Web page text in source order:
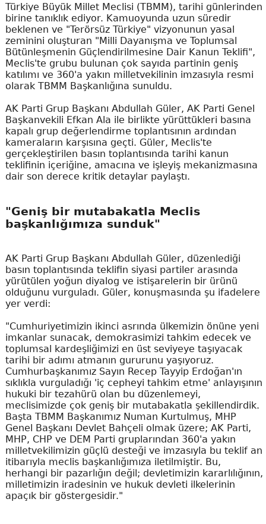
Türkiye Büyük Millet Meclisi (TBMM), tarihi günlerinden
birine tanıklık ediyor. Kamuoyunda uzun süredir
beklenen ve "Terörsüz Türkiye" vizyonunun yasal
zeminini oluşturan "Milli Dayanışma ve Toplumsal
Bütünleşmenin Güçlendirilmesine Dair Kanun Teklifi",
Meclis'te grubu bulunan çok sayıda partinin geniş
katılımı ve 360'a yakın milletvekilinin imzasıyla resmi
olarak TBMM Başkanlığına sunuldu.
AK Parti Grup Başkanı Abdullah Güler, AK Parti Genel
Başkanvekili Efkan Ala ile birlikte yürüttükleri basına
kapalı grup değerlendirme toplantısının ardından
kameraların karşısına geçti. Güler, Meclis'te
gerçekleştirilen basın toplantısında tarihi kanun
teklifinin içeriğine, amacına ve işleyiş mekanizmasına
dair son derece kritik detaylar paylaştı.
"Geniş bir mutabakatla Meclis
başkanlığımıza sunduk"
AK Parti Grup Başkanı Abdullah Güler, düzenlediği
basın toplantısında teklifin siyasi partiler arasında
yürütülen yoğun diyalog ve istişarelerin bir ürünü
olduğunu vurguladı. Güler, konuşmasında şu ifadelere
yer verdi:
"Cumhuriyetimizin ikinci asrında ülkemizin önüne yeni
imkanlar sunacak, demokrasimizi tahkim edecek ve
toplumsal kardeşliğimizi en üst seviyeye taşıyacak
tarihi bir adımı atmanın gururunu yaşıyoruz.
Cumhurbaşkanımız Sayın Recep Tayyip Erdoğan'ın
sıklıkla vurguladığı 'iç cepheyi tahkim etme' anlayışının
hukuki bir tezahürü olan bu düzenlemeyi,
meclisimizde çok geniş bir mutabakatla şekillendirdik.
Başta TBMM Başkanımız Numan Kurtulmuş, MHP
Genel Başkanı Devlet Bahçeli olmak üzere; AK Parti,
MHP, CHP ve DEM Parti gruplarından 360'a yakın
milletvekilimizin güçlü desteği ve imzasıyla bu teklif an
itibarıyla meclis başkanlığımıza iletilmiştir. Bu,
herhangi bir pazarlığın değil; devletimizin kararlılığının,
milletimizin iradesinin ve hukuk devleti ilkelerinin
apaçık bir göstergesidir."